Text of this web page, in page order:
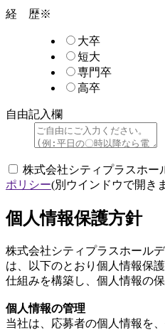
経 歴※
大卒
短大
専門卒
高卒
自由記入欄
株式会社シティプラスホー
ポリシー(別ウインドウで開き
個人情報保護方針
株式会社シティプラスホール
は、以下のとおり個人情報保
仕組みを構築し、個人情報の
個人情報の管理
当社は、応募者の個人情報を